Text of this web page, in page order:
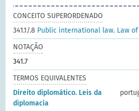
CONCEITO SUPERORDENADO
341.1/.8 Public international law. Law
NOTAÇÃO
341.7
TERMOS EQUIVALENTES
Direito diplomático. Leis da
diplomacia